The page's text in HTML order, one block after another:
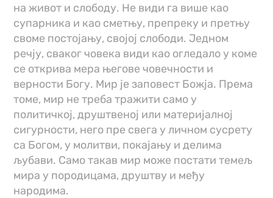
на живот и слободу. Не види га више као
супарника и као сметњу, препреку и претњу
своме постојању, својој слободи. Једном
речју, сваког човека види као огледало у коме
се открива мера његове човечности и
верности Богу. Мир је заповест Божја. Према
томе, мир не треба тражити само у
политичкој, друштвеној или материјалној
сигурности, него пре свега у личном сусрету
са Богом, у молитви, покајању и делима
љубави. Само такав мир може постати темељ
мира у породицама, друштву и међу
народима.